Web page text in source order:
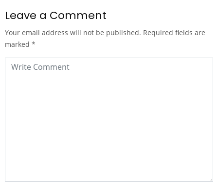
Leave a Comment
Your email address will not be published. Required fields are
marked *